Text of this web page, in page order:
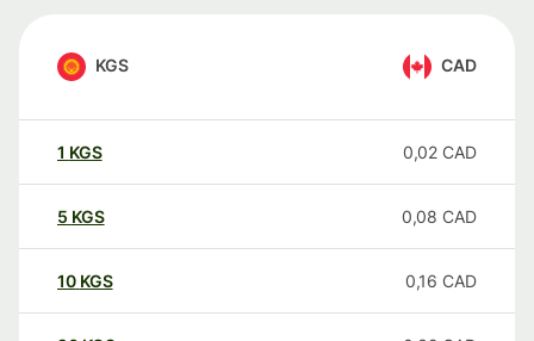
KGS CAD
1 KGS 0,02 CAD
5 KGS 0,08 CAD
10 KGS 0,16 CAD